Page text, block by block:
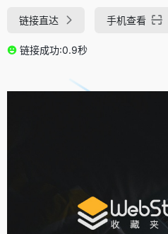
链接直达 手机查看
链接成功:0.9秒